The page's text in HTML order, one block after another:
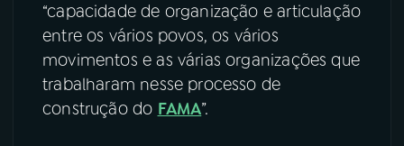
“capacidade de organização e articulação
entre os vários povos, os vários
movimentos e as várias organizações que
trabalharam nesse processo de
construção do FAMA”.